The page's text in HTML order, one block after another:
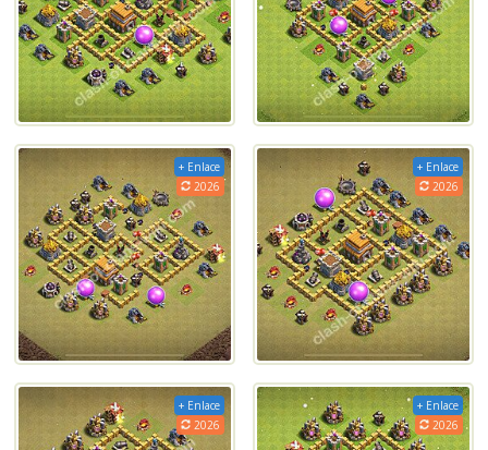
+ Enlace
2026
+ Enlace
2026
+ Enlace
2026
+ Enlace
2026